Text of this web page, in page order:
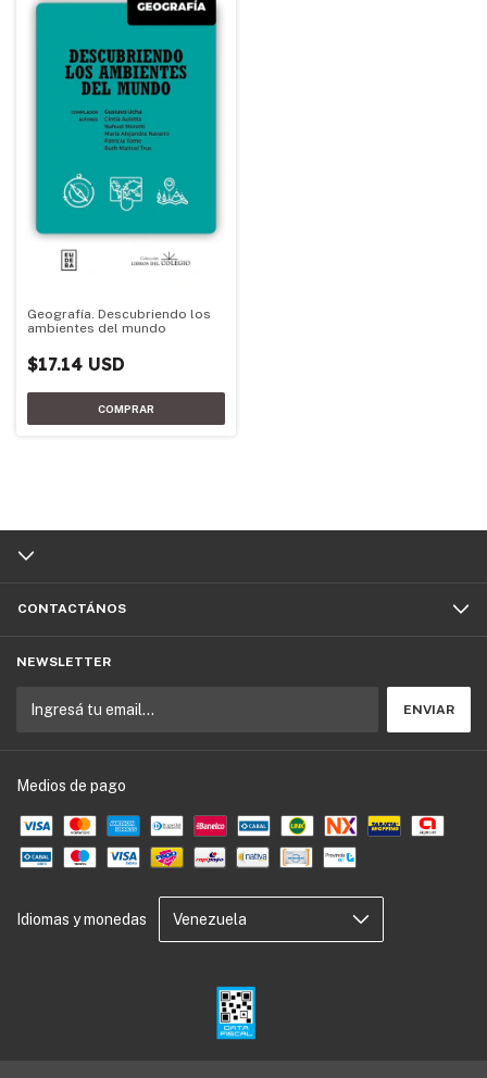
Geografía. Descubriendo los
ambientes del mundo
$17.14 USD
CONTACTÁNOS
NEWSLETTER
Medios de pago
Idiomas y monedas